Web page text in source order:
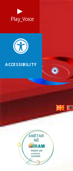
Play_Voice
ACCESSIBILITY